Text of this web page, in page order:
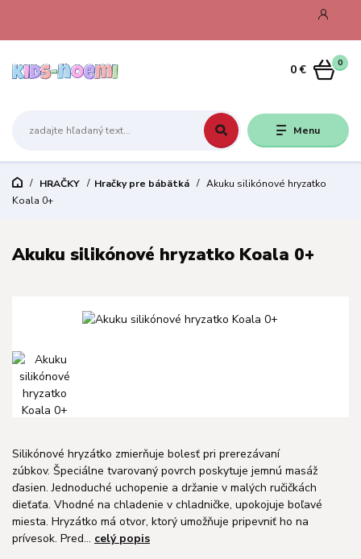
Menu
0
0 €
HRAČKY Hračky pre bábätká
Akuku silikónové hryzatko
Koala 0+
Akuku silikónové hryzatko Koala 0+
Silikónové hryzátko zmierňuje bolesť pri prerezávaní
zúbkov. Špeciálne tvarovaný povrch poskytuje jemnú masáž
ďasien. Jednoduché uchopenie a držanie v malých ručičkách
dieťaťa. Vhodné na chladenie v chladničke, upokojuje boľavé
miesta. Hryzátko má otvor, ktorý umožňuje pripevniť ho na
prívesok. Pred... celý popis